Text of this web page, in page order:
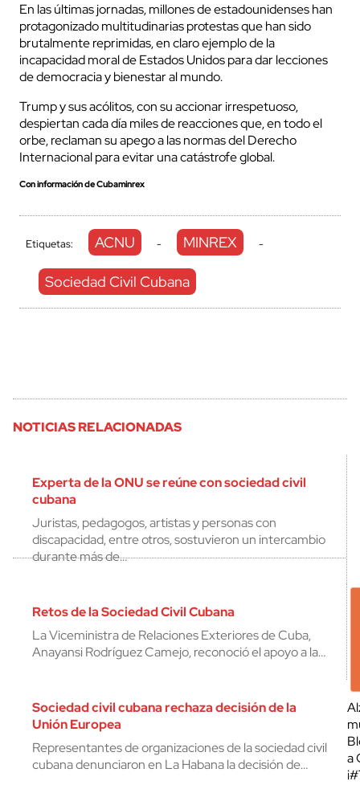
En las últimas jornadas, millones de estadounidenses han
protagonizado multitudinarias protestas que han sido
brutalmente reprimidas, en claro ejemplo de la
incapacidad moral de Estados Unidos para dar lecciones
de democracia y bienestar al mundo.
Trump y sus acólitos, con su accionar irrespetuoso,
despiertan cada día miles de reacciones que, en todo el
orbe, reclaman su apego a las normas del Derecho
Internacional para evitar una catástrofe global.
Con información de Cubaminrex
Etiquetas: ACNU - MINREX -
Sociedad Civil Cubana
NOTICIAS RELACIONADAS
Experta de la ONU se reúne con sociedad civil
cubana
Juristas, pedagogos, artistas y personas con
discapacidad, entre otros, sostuvieron un intercambio
durante más de…
Retos de la Sociedad Civil Cubana
La Viceministra de Relaciones Exteriores de Cuba,
Anayansi Rodríguez Camejo, reconoció el apoyo a la…
Sociedad civil cubana rechaza decisión de la
Unión Europea
Representantes de organizaciones de la sociedad civil
cubana denunciaron en La Habana la decisión de…
a